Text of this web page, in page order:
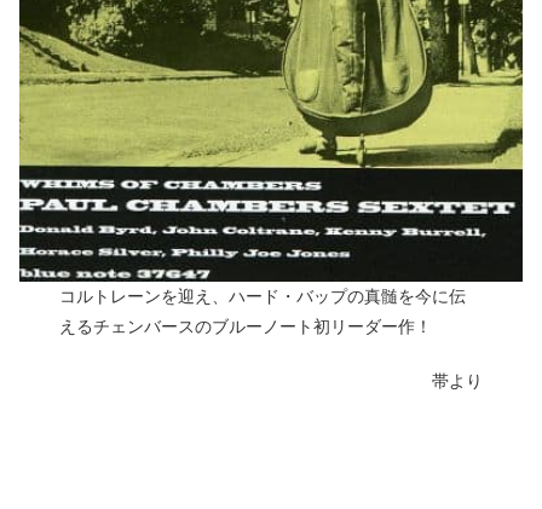
コルトレーンを迎え、ハード・バップの真髄を今に伝
えるチェンバースのブルーノート初リーダー作！
帯より